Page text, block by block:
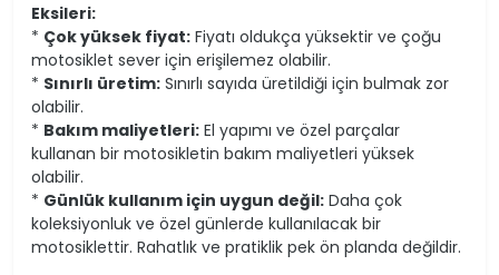
Eksileri:
* Çok yüksek fiyat: Fiyatı oldukça yüksektir ve çoğu
motosiklet sever için erişilemez olabilir.
* Sınırlı üretim: Sınırlı sayıda üretildiği için bulmak zor
olabilir.
* Bakım maliyetleri: El yapımı ve özel parçalar
kullanan bir motosikletin bakım maliyetleri yüksek
olabilir.
* Günlük kullanım için uygun değil: Daha çok
koleksiyonluk ve özel günlerde kullanılacak bir
motosiklettir. Rahatlık ve pratiklik pek ön planda değildir.